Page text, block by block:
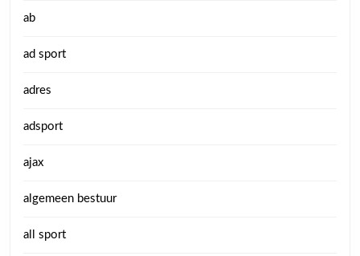
ab
ad sport
adres
adsport
ajax
algemeen bestuur
all sport